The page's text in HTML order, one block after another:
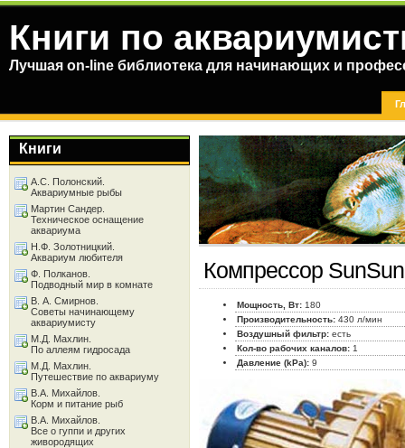
Книги по
Лучшая on-line библиотека для начинающих и
Компрессор
Мощность, Вт: 180
Производительность: 430 л/мин
Воздушный фильтр: есть
Кол-во рабочих каналов: 1
Давление (kPa): 9
Книги
А.С. Полонский.
Аквариумные рыбы
Мартин Сандер.
Техническое оснащение
аквариума
Н.Ф. Золотницкий.
Аквариум любителя
Ф. Полканов.
Подводный мир в комнате
В. А. Смирнов.
Советы начинающему
аквариумисту
М.Д. Махлин.
По аллеям гидросада
М.Д. Махлин.
Путешествие по аквариуму
В.А. Михайлов.
Корм и питание рыб
В.А. Михайлов.
Все о гуппи и других
живородящих